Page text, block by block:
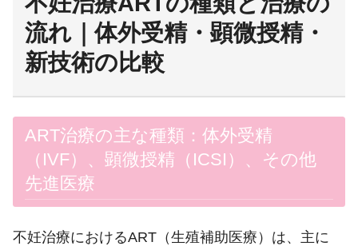
流れ｜体外受精・顕微授精・
新技術の比較
ART治療の主な種類：体外受精
（IVF）、顕微授精（ICSI）、その他
先進医療
不妊治療におけるART（生殖補助医療）は、主に